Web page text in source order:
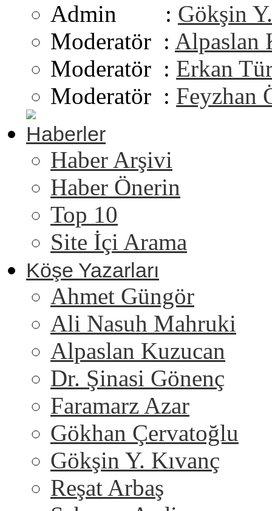
Admin : Gökşin
Moderatör : Alpaslan
Moderatör : Erkan
Moderatör : Feyzhan
Haberler
Haber Arşivi
Haber Önerin
Top 10
Site İçi Arama
Köşe Yazarları
Ahmet Güngör
Ali Nasuh Mahruki
Alpaslan Kuzucan
Dr. Şinasi Gönenç
Faramarz Azar
Gökhan Çervatoğlu
Gökşin Y. Kıvanç
Reşat Arbaş